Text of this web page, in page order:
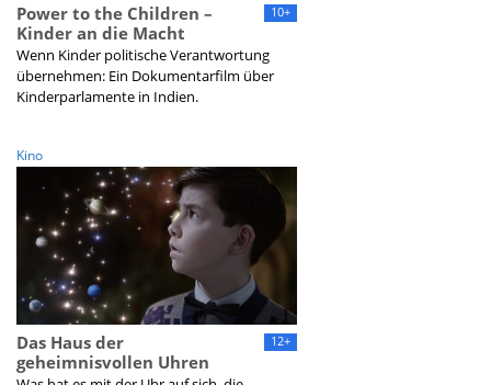
10+
Power to the Children –
Kinder an die Macht
Wenn Kinder politische Verantwortung
übernehmen: Ein Dokumentarfilm über
Kinderparlamente in Indien.
Kino
12+
Das Haus der
geheimnisvollen Uhren